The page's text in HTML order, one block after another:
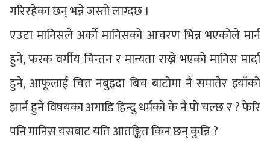
गरिरहेका छन् भन्ने जस्तो लाग्दछ ।
एउटा मानिसले अर्को मानिसको आचरण भिन्न भएकोले मार्न
हुने, फरक वर्गीय चिन्तन र मान्यता राख्ने भएको मानिस मार्दा
हुने, आफूलाई चित्त नबुझ्दा बिच बाटोमा नै समातेर झ्याँको
झार्न हुने विषयका अगाडि हिन्दु धर्मको के नै पो चल्छ र ? फेरि
पनि मानिस यसबाट यति आतङ्कित किन छन् कुन्नि ?